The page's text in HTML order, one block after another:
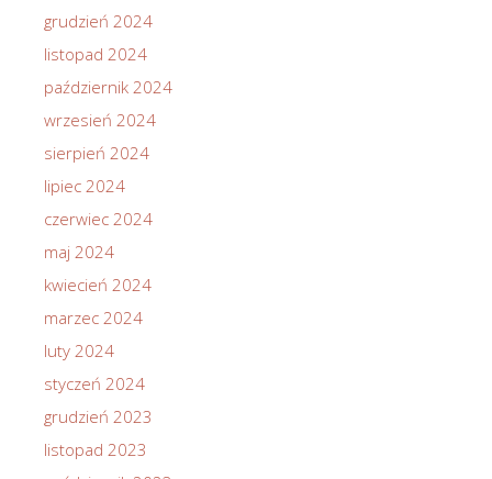
grudzień 2024
listopad 2024
październik 2024
wrzesień 2024
sierpień 2024
lipiec 2024
czerwiec 2024
maj 2024
kwiecień 2024
marzec 2024
luty 2024
styczeń 2024
grudzień 2023
listopad 2023